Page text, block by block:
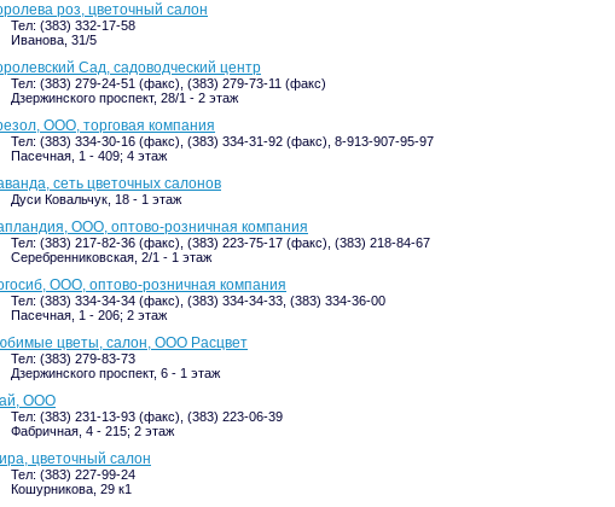
роз, цветочный салон
Тел: (383) 332-17-58
Иванова, 31/5
Сад, садоводческий центр
Тел: (383) 279-24-51 (факс), (383) 279-73-11 (факс)
Дзержинского проспект, 28/1 - 2 этаж
ООО, торговая компания
Тел: (383) 334-30-16 (факс), (383) 334-31-92 (факс), 8-913-907-95-97
Пасечная, 1 - 409; 4 этаж
сеть цветочных салонов
Дуси Ковальчук, 18 - 1 этаж
ООО, оптово-розничная компания
Тел: (383) 217-82-36 (факс), (383) 223-75-17 (факс), (383) 218-84-67
Серебренниковская, 2/1 - 1 этаж
ООО, оптово-розничная компания
Тел: (383) 334-34-34 (факс), (383) 334-34-33, (383) 334-36-00
Пасечная, 1 - 206; 2 этаж
цветы, салон, ООО Расцвет
Тел: (383) 279-83-73
Дзержинского проспект, 6 - 1 этаж
ООО
Тел: (383) 231-13-93 (факс), (383) 223-06-39
Фабричная, 4 - 215; 2 этаж
цветочный салон
Тел: (383) 227-99-24
Кошурникова, 29 к1